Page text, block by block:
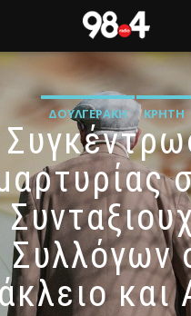
ΔΟΥΛΓΕΡΆΚΗ ΚΡΉΤΗ
Συλλόγων
και